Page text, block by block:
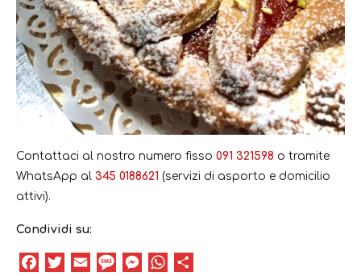
Contattaci al nostro numero fisso 091 321598 o tramite
WhatsApp al 345 0188621 (servizi di asporto e domicilio
attivi).
Condividi su:
Facebook
TwitterEmailMessageMessenger
WhatsApp